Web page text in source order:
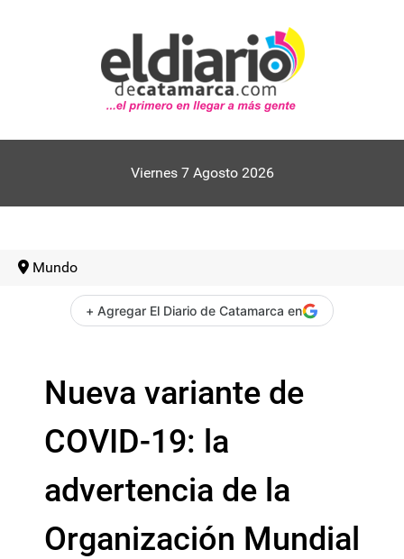
Viernes 7 Agosto 2026
Mundo
+ Agregar El Diario de Catamarca en
Nueva variante de
COVID-19: la
advertencia de la
Organización Mundial